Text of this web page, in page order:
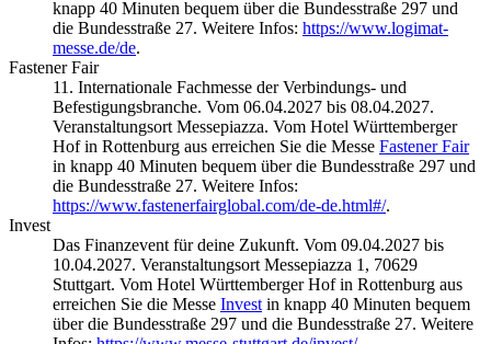
knapp 40 Minuten bequem über die Bundesstraße 297 und
die Bundesstraße 27. Weitere Infos: https://www.logimat-
messe.de/de.
Fastener Fair
11. Internationale Fachmesse der Verbindungs- und
Befestigungsbranche. Vom 06.04.2027 bis 08.04.2027.
Veranstaltungsort Messepiazza. Vom Hotel Württemberger
Hof in Rottenburg aus erreichen Sie die Messe Fastener Fair
in knapp 40 Minuten bequem über die Bundesstraße 297 und
die Bundesstraße 27. Weitere Infos:
https://www.fastenerfairglobal.com/de-de.html#/.
Invest
Das Finanzevent für deine Zukunft. Vom 09.04.2027 bis
10.04.2027. Veranstaltungsort Messepiazza 1, 70629
Stuttgart. Vom Hotel Württemberger Hof in Rottenburg aus
erreichen Sie die Messe Invest in knapp 40 Minuten bequem
über die Bundesstraße 297 und die Bundesstraße 27. Weitere